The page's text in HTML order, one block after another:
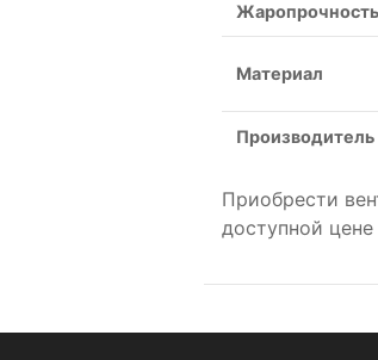
Жаропрочность
Материал
Производитель
Приобрести
доступной